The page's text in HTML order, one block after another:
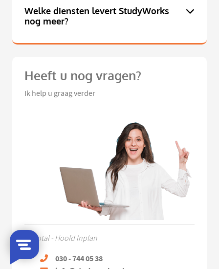
Welke diensten levert StudyWorks
nog meer?
Heeft u nog vragen?
Ik help u graag verder
Chantal - Hoofd Inplan
030 - 744 05 38